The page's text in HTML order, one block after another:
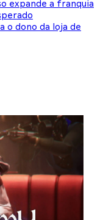
expande a franquia
o dono da loja de